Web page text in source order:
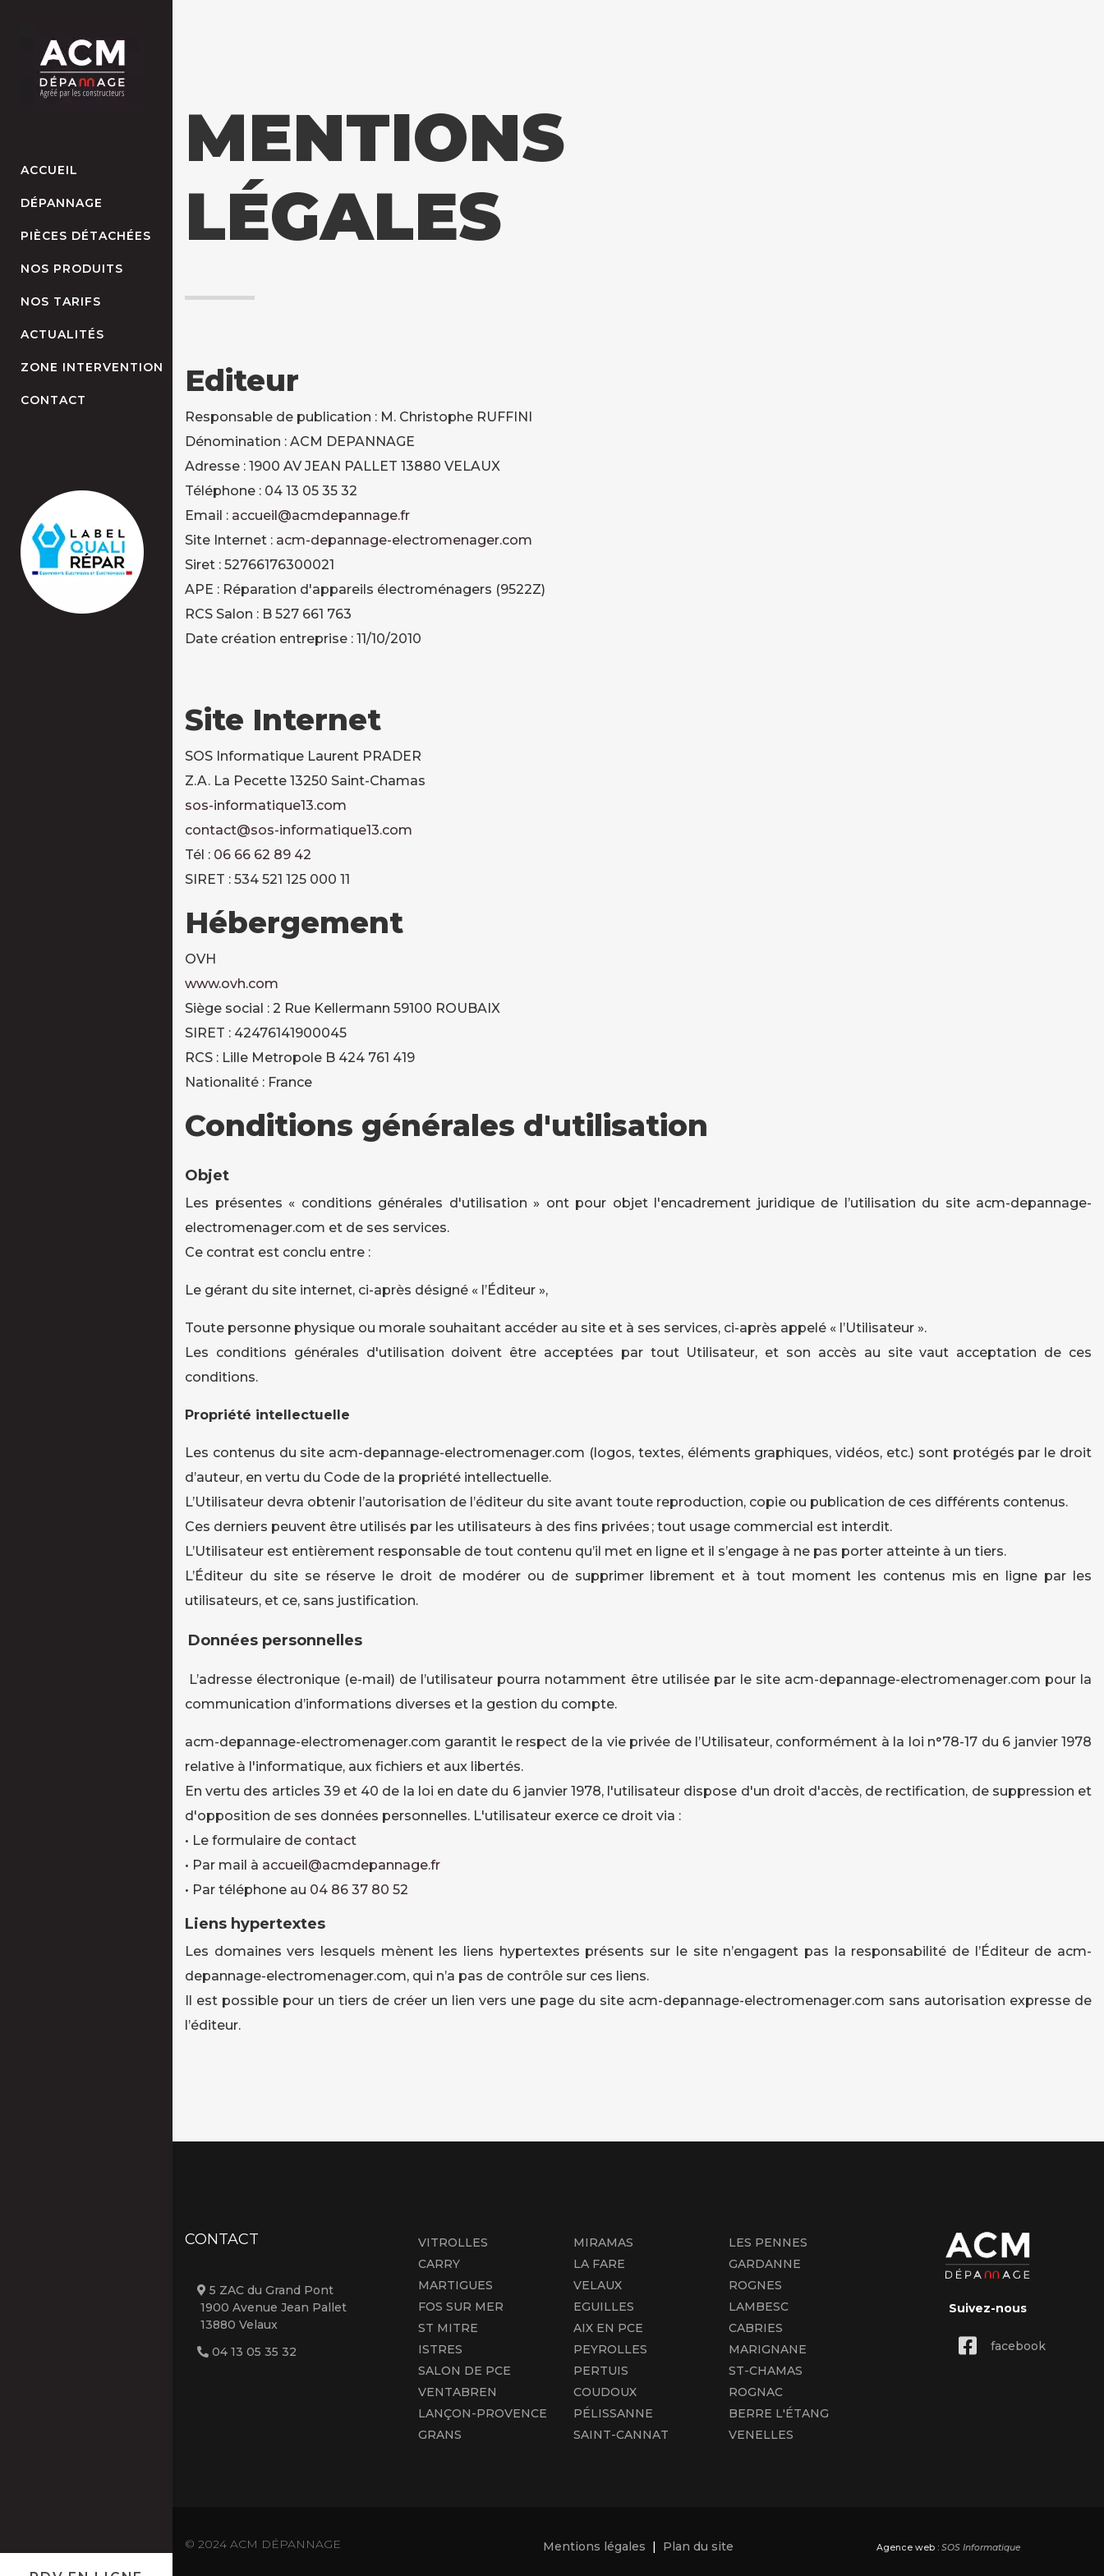
ACCUEIL
DÉPANNAGE
PIÈCES DÉTACHÉES
NOS PRODUITS
NOS TARIFS
ACTUALITÉS
ZONE INTERVENTION
CONTACT
MENTIONS
LÉGALES
Editeur
Responsable de publication : M. Christophe RUFFINI
Dénomination : ACM DEPANNAGE
Adresse : 1900 AV JEAN PALLET 13880 VELAUX
Téléphone : 04 13 05 35 32
Email : accueil@acmdepannage.fr
Site Internet : acm-depannage-electromenager.com
Siret : 52766176300021
APE : Réparation d'appareils électroménagers (9522Z)
RCS Salon : B 527 661 763
Date création entreprise : 11/10/2010
Site Internet
SOS Informatique Laurent PRADER
Z.A. La Pecette 13250 Saint-Chamas
sos-informatique13.com
contact@sos-informatique13.com
Tél : 06 66 62 89 42
SIRET : 534 521 125 000 11
Hébergement
OVH
www.ovh.com
Siège social : 2 Rue Kellermann 59100 ROUBAIX
SIRET : 42476141900045
RCS : Lille Metropole B 424 761 419
Nationalité : France
Conditions générales d'utilisation
Objet
Les présentes « conditions générales d'utilisation » ont pour objet l'encadrement juridique de l’utilisation du site acm-depannage-
electromenager.com et de ses services.
Ce contrat est conclu entre :
Le gérant du site internet, ci-après désigné « l’Éditeur »,
Toute personne physique ou morale souhaitant accéder au site et à ses services, ci-après appelé « l’Utilisateur ».
Les conditions générales d'utilisation doivent être acceptées par tout Utilisateur, et son accès au site vaut acceptation de ces
conditions.
Propriété intellectuelle
Les contenus du site acm-depannage-electromenager.com (logos, textes, éléments graphiques, vidéos, etc.) sont protégés par le droit
d’auteur, en vertu du Code de la propriété intellectuelle.
L’Utilisateur devra obtenir l’autorisation de l’éditeur du site avant toute reproduction, copie ou publication de ces différents contenus.
Ces derniers peuvent être utilisés par les utilisateurs à des fins privées ; tout usage commercial est interdit.
L’Utilisateur est entièrement responsable de tout contenu qu’il met en ligne et il s’engage à ne pas porter atteinte à un tiers.
L’Éditeur du site se réserve le droit de modérer ou de supprimer librement et à tout moment les contenus mis en ligne par les
utilisateurs, et ce, sans justification.
Données personnelles
L’adresse électronique (e-mail) de l’utilisateur pourra notamment être utilisée par le site acm-depannage-electromenager.com pour la
communication d’informations diverses et la gestion du compte.
acm-depannage-electromenager.com garantit le respect de la vie privée de l’Utilisateur, conformément à la loi n°78-17 du 6 janvier 1978
relative à l'informatique, aux fichiers et aux libertés.
En vertu des articles 39 et 40 de la loi en date du 6 janvier 1978, l'utilisateur dispose d'un droit d'accès, de rectification, de suppression et
d'opposition de ses données personnelles. L'utilisateur exerce ce droit via :
• Le formulaire de contact
• Par mail à accueil@acmdepannage.fr
• Par téléphone au 04 86 37 80 52
Liens hypertextes
Les domaines vers lesquels mènent les liens hypertextes présents sur le site n’engagent pas la responsabilité de l’Éditeur de acm-
depannage-electromenager.com, qui n’a pas de contrôle sur ces liens.
Il est possible pour un tiers de créer un lien vers une page du site acm-depannage-electromenager.com sans autorisation expresse de
l’éditeur.
CONTACT
5 ZAC du Grand Pont
1900 Avenue Jean Pallet
13880 Velaux
04 13 05 35 32
VITROLLES
CARRY
MARTIGUES
FOS SUR MER
ST MITRE
ISTRES
SALON DE PCE
VENTABREN
LANÇON-PROVENCE
GRANS
MIRAMAS
LA FARE
VELAUX
EGUILLES
AIX EN PCE
PEYROLLES
PERTUIS
COUDOUX
PÉLISSANNE
SAINT-CANNAT
LES PENNES
GARDANNE
ROGNES
LAMBESC
CABRIES
MARIGNANE
ST-CHAMAS
ROGNAC
BERRE L'ÉTANG
VENELLES
Suivez-nous
facebook
© 2024 ACM DÉPANNAGE Mentions légales | Plan du site Agence web : SOS Informatique